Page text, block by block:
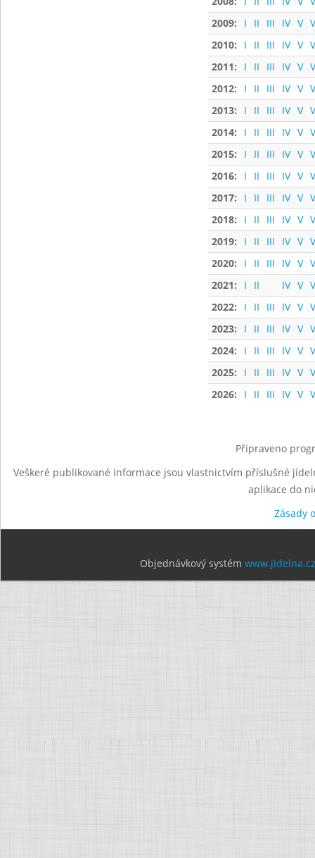
2009:
I II III IV V
2010:
I II III IV V
2011:
I II III IV V
2012:
I II III IV V
2013:
I II III IV V
2014:
I II III IV V
2015:
I II III IV V
2016:
I II III IV V
2017:
I II III IV V
2018:
I II III IV V
2019:
I II III IV V
2020:
I II III IV V
2021:
I II IV V
2022:
I II III IV V
2023:
I II III IV V
2024:
I II III IV V
2025:
I II III IV V
2026:
I II III IV V
Připraveno
Veškeré publikované informace jsou vlastnictvím příslušné
aplikace do
Zásady
Objednávkový systém www.jidelna.cz